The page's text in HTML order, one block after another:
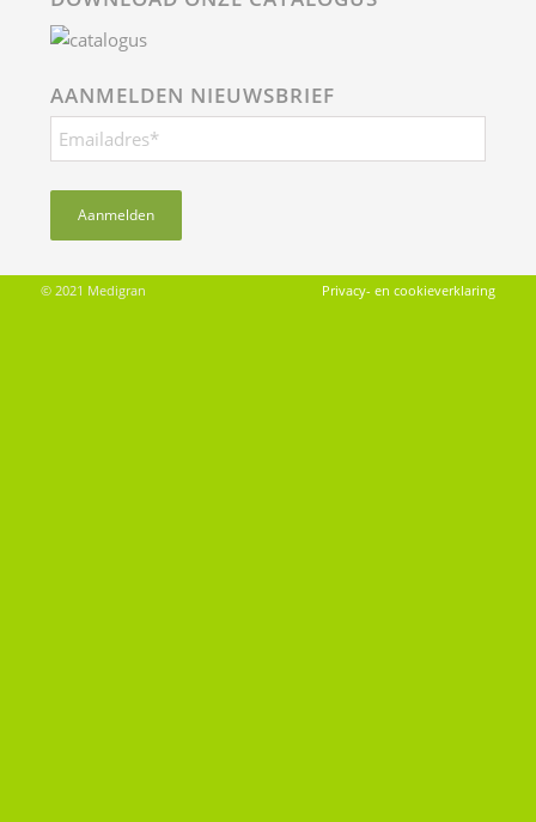
AANMELDEN NIEUWSBRIEF
© 2021 Medigran Privacy- en cookieverklaring